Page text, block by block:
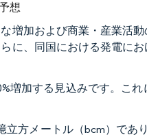
想
増加および商業・産業活
に、同国における発電に
増加する見込みです。こ
立方メートル（bcm）であ